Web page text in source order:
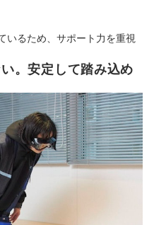
いるため、サポート力を重視
。安定して踏み込め